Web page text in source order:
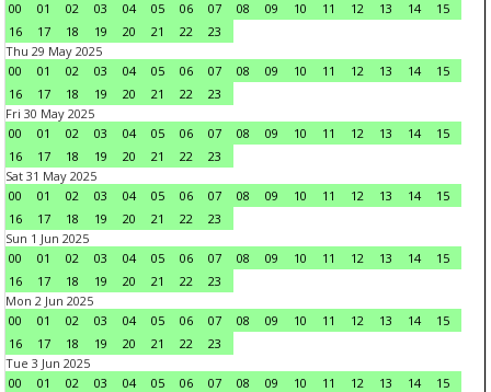
00
01 02 03 04 05 06 07 08 09 10 11 12 13 14
15
16
17 18 19 20 21 22
23
Thu 29 May 2025
00
01 02 03 04 05 06 07 08 09 10 11 12 13 14
15
16
17 18 19 20 21 22
23
Fri 30 May 2025
00
01 02 03 04 05 06 07 08 09 10 11 12 13 14
15
16
17 18 19 20 21 22
23
Sat 31 May 2025
00
01 02 03 04 05 06 07 08 09 10 11 12 13 14
15
16
17 18 19 20 21 22
23
Sun 1 Jun 2025
00
01 02 03 04 05 06 07 08 09 10 11 12 13 14
15
16
17 18 19 20 21 22
23
Mon 2 Jun 2025
00
01 02 03 04 05 06 07 08 09 10 11 12 13 14
15
16
17 18 19 20 21 22
23
Tue 3 Jun 2025
00
01 02 03 04 05 06 07 08 09 10 11 12 13 14
15